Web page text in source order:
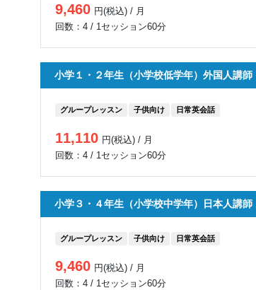
9,460 円(税込) / 月
回数：4 / 1セッション60分
小学１・２年生（小学校低学年）外国人講
グループレッスン 子供向け 日常英会話
11,110 円(税込) / 月
回数：4 / 1セッション60分
小学３・４年生（小学校中学年）日本人講師
グループレッスン 子供向け 日常英会話
9,460 円(税込) / 月
回数：4 / 1セッション60分